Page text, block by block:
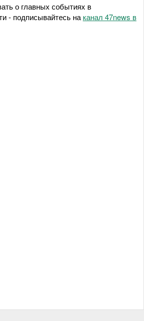
о главных событиях в
- подписывайтесь на канал 47news в